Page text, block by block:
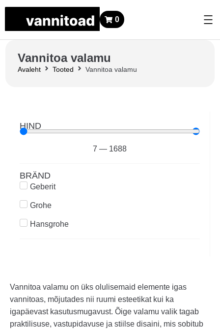
0
Vannitoa valamu
Avaleht Tooted Vannitoa valamu
HIND
7 — 1688
BRÄND
Geberit
Grohe
Hansgrohe
Vannitoa valamu on üks olulisemaid elemente igas
vannitoas, mõjutades nii ruumi esteetikat kui ka
igapäevast kasutusmugavust. Õige valamu valik tagab
praktilisuse, vastupidavuse ja stiilse disaini, mis sobitub